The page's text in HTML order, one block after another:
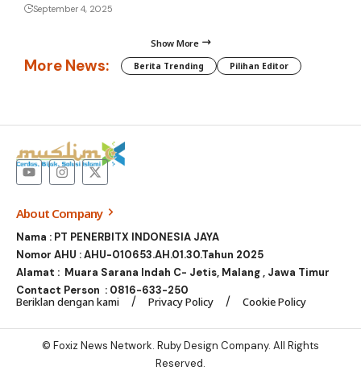
September 4, 2025
Show More
More News: Berita Trending Pilihan Editor
About Company
Nama : PT PENERBITX INDONESIA JAYA
Nomor AHU : AHU-010653.AH.01.30.Tahun 2025
Alamat : Muara Sarana Indah C- Jetis, Malang , Jawa Timur
Contact Person : 0816-633-250
Beriklan dengan kami Privacy Policy Cookie Policy
© Foxiz News Network. Ruby Design Company. All Rights
Reserved.